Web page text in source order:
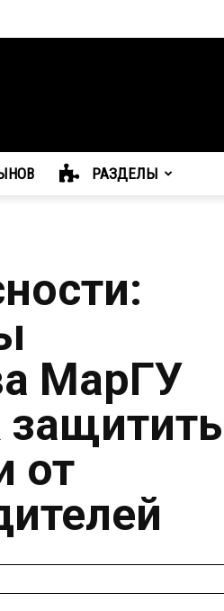
РАЗДЕЛЫ
МарГУ
защитить
от